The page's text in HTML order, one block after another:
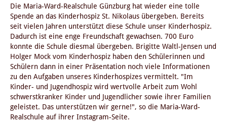
Die Maria-Ward-Realschule Günzburg hat wieder eine tolle
Spende an das Kinderhospiz St. Nikolaus übergeben. Bereits
seit vielen Jahren unterstützt diese Schule unser Kinderhospiz.
Dadurch ist eine enge Freundschaft gewachsen. 700 Euro
konnte die Schule diesmal übergeben. Brigitte Waltl-Jensen und
Holger Mock vom Kinderhospiz haben den Schülerinnen und
Schülern dann in einer Präsentation noch viele Informationen
zu den Aufgaben unseres Kinderhospizes vermittelt. "Im
Kinder- und Jugendhospiz wird wertvolle Arbeit zum Wohl
schwerstkranker Kinder und Jugendlicher sowie ihrer Familien
geleistet. Das unterstützen wir gerne!", so die Maria-Ward-
Realschule auf ihrer Instagram-Seite.